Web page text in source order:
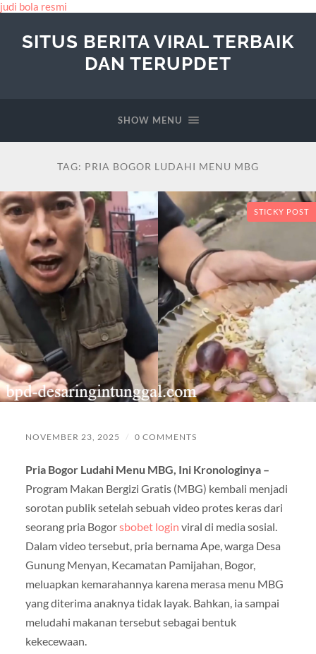
judi bola resmi
SITUS BERITA VIRAL TERBAIK
DAN TERUPDET
SHOW MENU
TAG: PRIA BOGOR LUDAHI MENU MBG
STICKY POST
NOVEMBER 23, 2025 / 0 COMMENTS
Pria Bogor Ludahi Menu MBG, Ini Kronologinya –
Program Makan Bergizi Gratis (MBG) kembali menjadi
sorotan publik setelah sebuah video protes keras dari
seorang pria Bogorsbobet login viral di media sosial.
Dalam video tersebut, pria bernama Ape, warga Desa
Gunung Menyan, Kecamatan Pamijahan, Bogor,
meluapkan kemarahannya karena merasa menu MBG
yang diterima anaknya tidak layak. Bahkan, ia sampai
meludahi makanan tersebut sebagai bentuk
kekecewaan.